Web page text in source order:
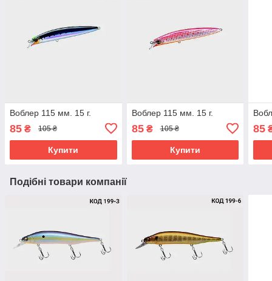
Воблер 115 мм. 15 г.
85 ₴ 105 ₴
Купити
Воблер 115 мм. 15 г.
85₴ 105 ₴
Купити
85
Подібні товари компанії